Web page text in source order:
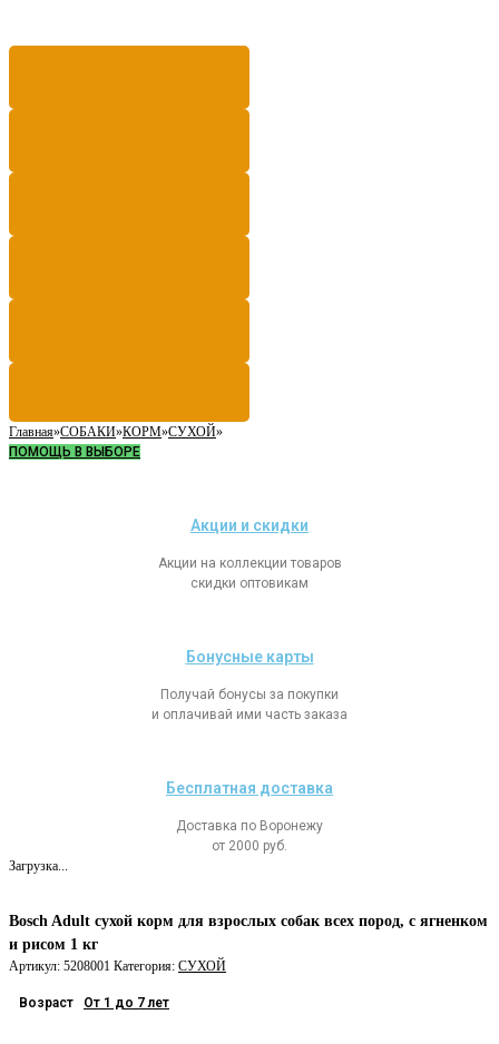
Главная»СОБАКИ»КОРМ»СУХОЙ»
ПОМОЩЬ В ВЫБОРЕ
Акции и скидки
Акции на коллекции товаров
скидки оптовикам
Бонусные карты
Получай бонусы за покупки
и оплачивай ими часть заказа
Бесплатная доставка
Доставка по Воронежу
от 2000 руб.
Загрузка...
Bosch Adult сухой корм для взрослых собак всех пород, с ягненком
и рисом 1 кг
Артикул: 5208001 Категория: СУХОЙ
Возраст От 1 до 7 лет